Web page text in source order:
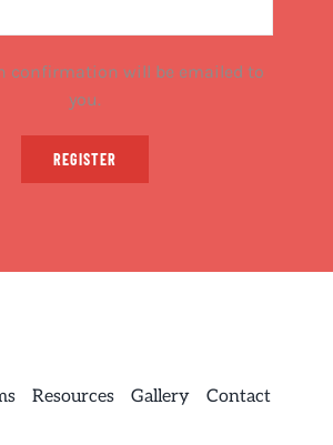
confirmation will be emailed to
you.
REGISTER
Resources Gallery Contact